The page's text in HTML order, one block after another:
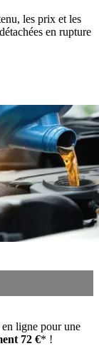
les prix et les
en rupture
ligne pour une
72 €* !